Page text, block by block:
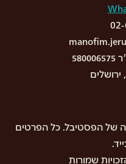
של הפסטיבל. כל הפרטים